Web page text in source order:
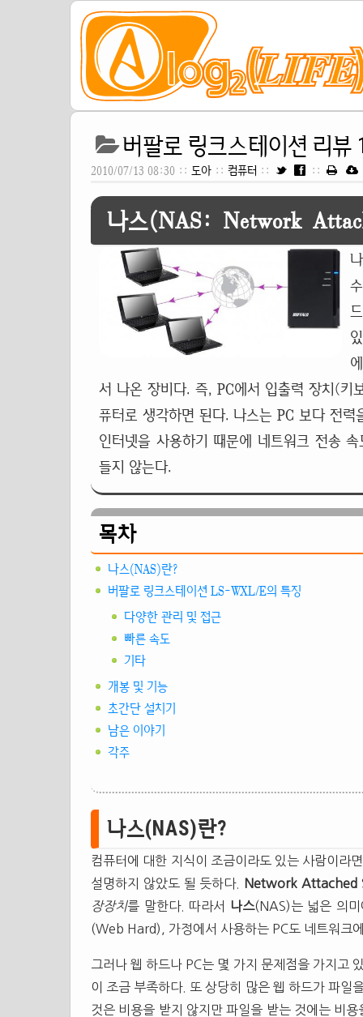
버팔로 링크스테이션 리뷰
2010/07/13 08:30 :: 도아 :: 컴퓨터 :: ::
나스(NAS: Network
서 나온 장비다. 즉, PC에서 입출력 장치(키
퓨터로 생각하면 된다. 나스는 PC 보다 전
인터넷을 사용하기 때문에 네트워크 전송
들지 않는다.
목차
나스(NAS)란?
버팔로 링크스테이션 LS-WXL/E의 특징
다양한 관리 및 접근
빠른 속도
기타
개봉 및 기능
초간단 설치기
남은 이야기
각주
나스(NAS)란?
컴퓨터에 대한 지식이 조금이라도 있는 사람이라
설명하지 않았도 될 듯하다.
Network Attached
장장치를 말한다. 따라서 나스(NAS)는 넓은 의
(Web Hard), 가정에서 사용하는 PC도 네트워크
그러나 웹 하드나 PC는 몇 가지 문제점을 가지고
이 조금 부족하다. 또 상당히 많은 웹 하드가 파일
것은 비용을 받지 않지만 파일을 받는 것에는 비